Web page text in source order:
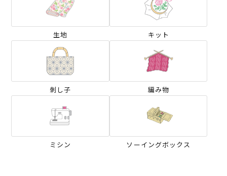
生地 キット
刺し子 編み物
ミシン ソーイングボックス